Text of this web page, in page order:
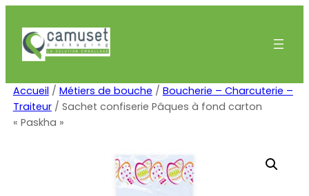
contenu
Accueil / Métiers de bouche / Boucherie – Charcuterie –
Traiteur/ Sachet confiserie Pâques à fond carton
« Paskha »